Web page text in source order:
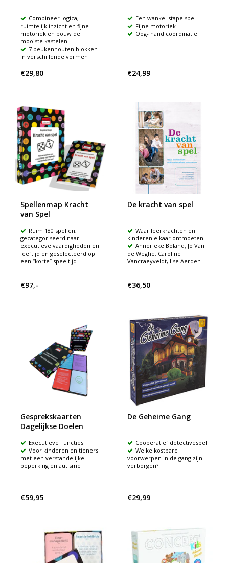
Combineer logica,
ruimtelijk inzicht en fijne
motoriek en bouw de
mooiste kastelen
7 beukenhouten blokken
in verschillende vormen
€29,80
Een wankel stapelspel
Fijne motoriek
Oog- hand coördinatie
€24,99
Spellenmap Kracht
van Spel
Ruim 180 spellen,
gecategoriseerd naar
executieve vaardigheden en
leeftijd en geselecteerd op
een “korte” speeltijd
€97,-
De kracht van spel
Waar leerkrachten en
kinderen elkaar ontmoeten
Annerieke Boland, Jo Van
de Weghe, Caroline
Vancraeyveldt, Ilse Aerden
€36,50
Gesprekskaarten
Dagelijkse Doelen
Executieve Functies
Voor kinderen en tieners
met een verstandelijke
beperking en autisme
€59,95
De Geheime Gang
Coöperatief detectivespel
Welke kostbare
voorwerpen in de gang zijn
verborgen?
€29,99